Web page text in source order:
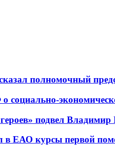
полномочный
подвел Владимир
в ЕАО курсы первой